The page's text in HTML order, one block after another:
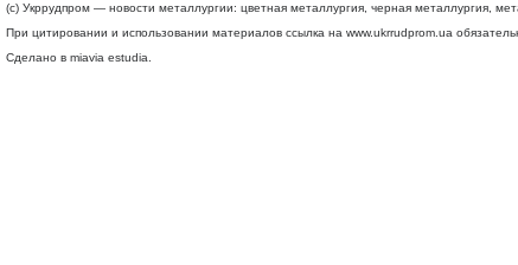
(c) Укррудпром — новости металлургии: цветная металлургия, черная металлургия,
При цитировании и использовании материалов ссылка на www.ukrrudprom.ua
Сделано в miavia estudia.